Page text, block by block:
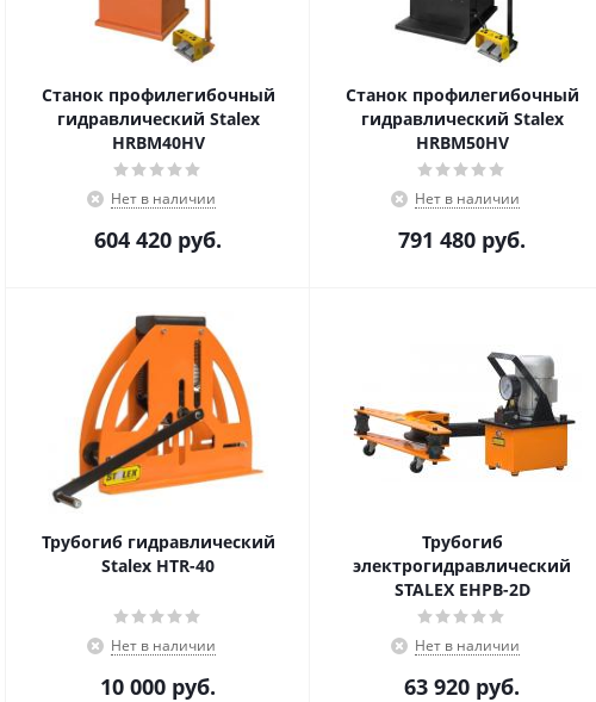
Станок профилегибочный
гидравлический Stalex
HRBM40HV
Нет в наличии
604 420 руб.
Станок профилегибочный
гидравлический Stalex
HRBM50HV
Нет в наличии
791 480 руб.
Трубогиб гидравлический
Stalex HTR-40
Нет в наличии
10 000 руб.
Трубогиб
электрогидравлический
STALEX EHPB-2D
Нет в наличии
63 920 руб.